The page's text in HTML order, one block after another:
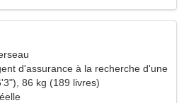
d'assurance à la recherche d'une
86 kg (189 livres)